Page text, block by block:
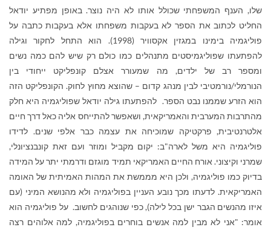
שלו, הענף המשפחתי שכולל אותו לא היה נוצר. באופן מפתיע יודאל
החליט לכתוב את הספר לא בעקבות משפחתו אלא בעקבות כתבה על
פוליגמיה בימינו במגזין אקסוויר (1998). הוא התחל לחקור וגילה
להפתעתו שפוליגמיסטים מתנהלים כמו כולם רק שיש להם כמה נשים
ומספר רב של ילדים, מה שמעורר אצלם קונפליקט ייחודי בין
הנורמלי/נורמטיבי לבין מנהג קדום – שהוצא מחוץ לחוק. הקונפליקט הזה
הוא הזרע שממנו נבט הספר. להפתעתו גילה יודאל שפוליגמיה היא חלק
מהתרבות המערבית והאמריקאית, ושאפשר להתייחס אליה כאל דרך חיים
אלטרנטיבית, פרקטיקה שמוכיחה את עצמה כבר אלפי שנים. לדידו
פוליגמיה היא משל לארה"ב: יקום מקביל ומוזר ועם זאת קונבנציונלי,
שמרני וקיצוני. אורח החיים האמריקאי תמיד מוגזם ודרמתי יתר על המידה
בדיוק כמו פוליגמיה, ולכן היא מממשת את המהות האמיתית של האומה
האמריקאית. לדעתו מכך נובע העניין בפוליגמיה ולא מהנושא המיני (עם
איזו מהנשים הגבר ישן בכל לילה), כפי שנוהגים לחשוב. על פוליגמיה הוא
אומר: "אני לא מבין למה אנשים בוחרים בפוליגמיה, למה אלוהים רצה